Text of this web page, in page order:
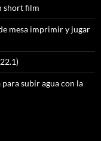
short film
mesa imprimir y jugar
subir agua con la